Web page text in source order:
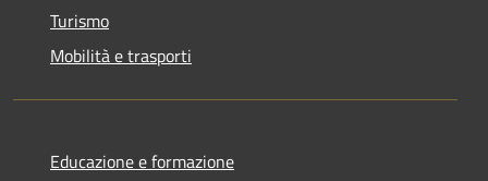
Turismo
Mobilità e trasporti
Educazione e formazione